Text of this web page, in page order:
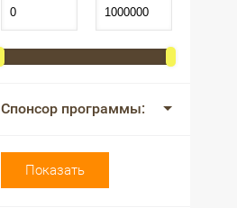
Спонсор программы:
Показать